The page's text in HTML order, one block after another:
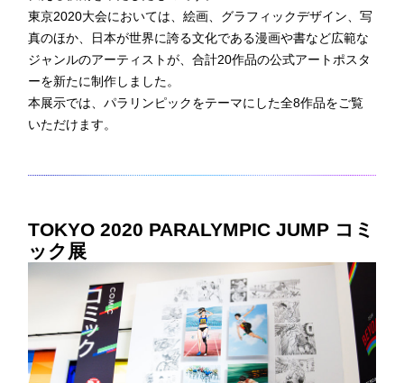
東京2020大会においては、絵画、グラフィックデザイン、写
真のほか、日本が世界に誇る文化である漫画や書など広範な
ジャンルのアーティストが、合計20作品の公式アートポスタ
ーを新たに制作しました。
本展示では、パラリンピックをテーマにした全8作品をご覧
いただけます。
TOKYO 2020 PARALYMPIC JUMP コミ
ック展